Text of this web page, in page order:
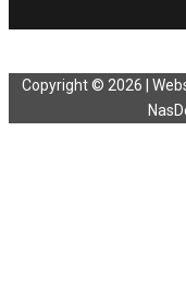
Copyright © 2026 |